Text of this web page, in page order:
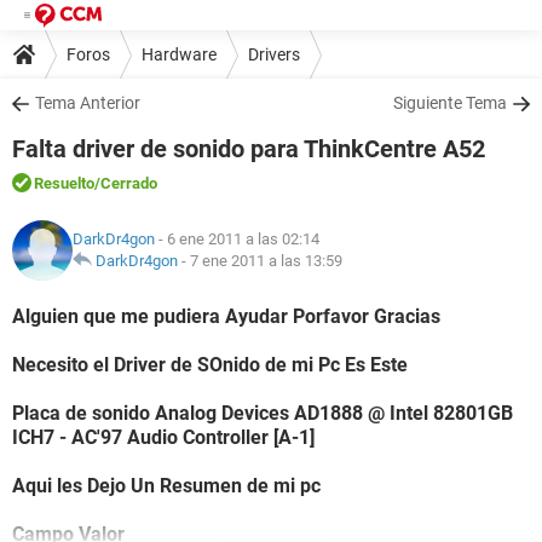
Foros Hardware Drivers
Tema Anterior Siguiente Tema
Falta driver de sonido para ThinkCentre A52
Resuelto/Cerrado
DarkDr4gon - 6 ene 2011 a las 02:14
DarkDr4gon - 7 ene 2011 a las 13:59
Alguien que me pudiera Ayudar Porfavor Gracias
Necesito el Driver de SOnido de mi Pc Es Este
Placa de sonido Analog Devices AD1888 @ Intel 82801GB
ICH7 - AC'97 Audio Controller [A-1]
Aqui les Dejo Un Resumen de mi pc
Campo Valor